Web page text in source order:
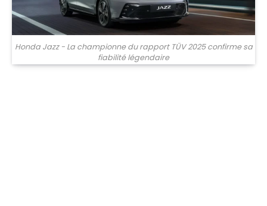
Honda Jazz - La championne du rapport TÜV 2025 confirme sa
fiabilité légendaire